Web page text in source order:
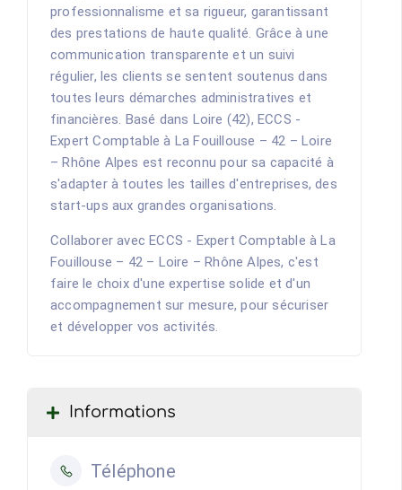
professionnalisme et sa rigueur, garantissant
des prestations de haute qualité. Grâce à une
communication transparente et un suivi
régulier, les clients se sentent soutenus dans
toutes leurs démarches administratives et
financières. Basé dans Loire (42), ECCS -
Expert Comptable à La Fouillouse – 42 – Loire
– Rhône Alpes est reconnu pour sa capacité à
s'adapter à toutes les tailles d'entreprises, des
start-ups aux grandes organisations.
Collaborer avec ECCS - Expert Comptable à La
Fouillouse – 42 – Loire – Rhône Alpes, c'est
faire le choix d'une expertise solide et d'un
accompagnement sur mesure, pour sécuriser
et développer vos activités.
Informations
Téléphone